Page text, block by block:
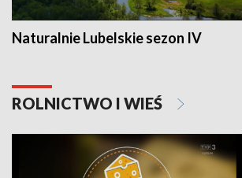
Naturalnie Lubelskie sezon IV
ROLNICTWO I WIEŚ